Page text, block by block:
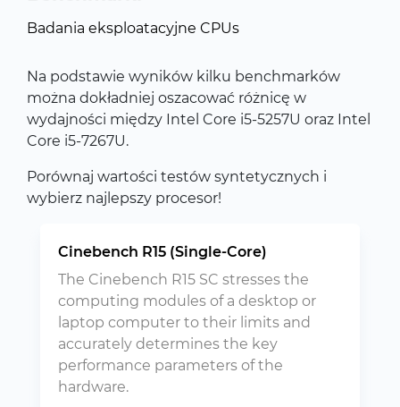
Badania eksploatacyjne CPUs
Na podstawie wyników kilku benchmarków
można dokładniej oszacować różnicę w
wydajności między Intel Core i5-5257U oraz Intel
Core i5-7267U.
Porównaj wartości testów syntetycznych i
wybierz najlepszy procesor!
Cinebench R15 (Single-Core)
The Cinebench R15 SC stresses the
computing modules of a desktop or
laptop computer to their limits and
accurately determines the key
performance parameters of the
hardware.